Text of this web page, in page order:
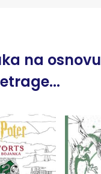
na osnovu